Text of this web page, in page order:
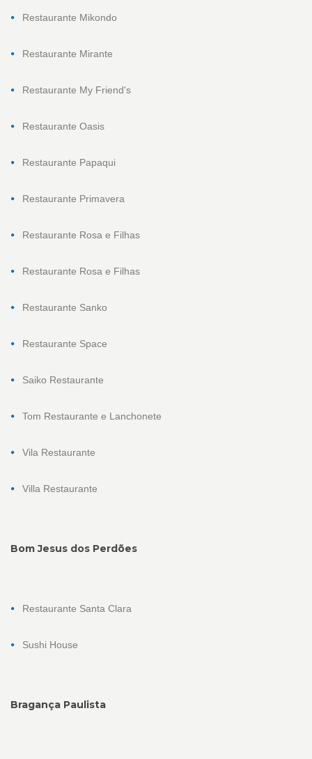
Restaurante Mikondo
Restaurante Mirante
Restaurante My Friend's
Restaurante Oasis
Restaurante Papaqui
Restaurante Primavera
Restaurante Rosa e Filhas
Restaurante Rosa e Filhas
Restaurante Sanko
Restaurante Space
Saiko Restaurante
Tom Restaurante e Lanchonete
Vila Restaurante
Villa Restaurante
Bom Jesus dos Perdões
Restaurante Santa Clara
Sushi House
Bragança Paulista